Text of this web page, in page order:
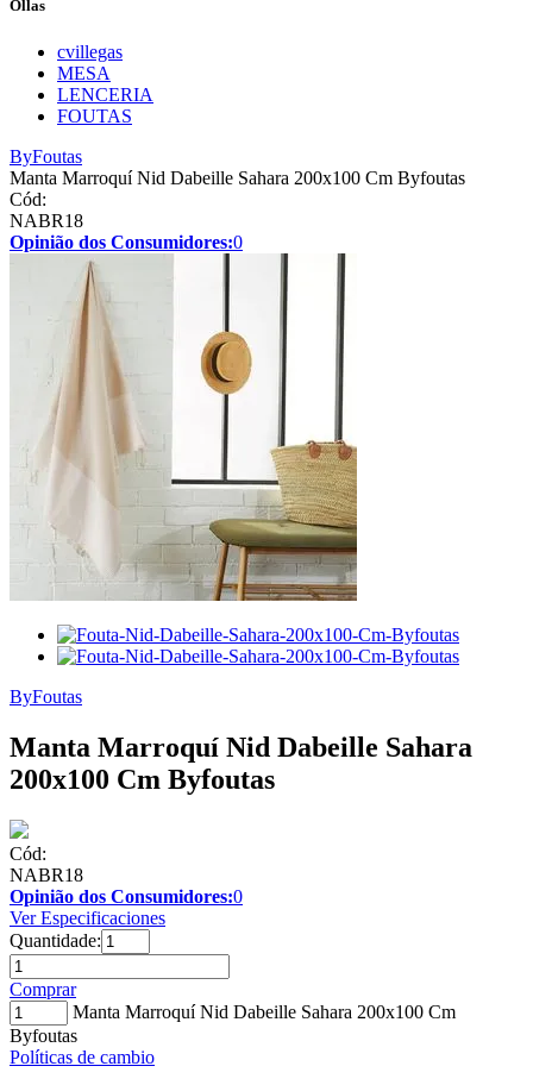
Ollas
cvillegas
MESA
LENCERIA
FOUTAS
ByFoutas
Manta Marroquí Nid Dabeille Sahara 200x100 Cm Byfoutas
Cód:
NABR18
Opinião dos Consumidores:0
ByFoutas
Manta Marroquí Nid Dabeille Sahara
200x100 Cm Byfoutas
Cód:
NABR18
Opinião dos Consumidores:0
Ver Especificaciones
Quantidade:
Comprar
Manta Marroquí Nid Dabeille Sahara 200x100 Cm
Byfoutas
Políticas de cambio